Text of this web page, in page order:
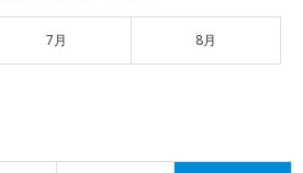
7月 8月